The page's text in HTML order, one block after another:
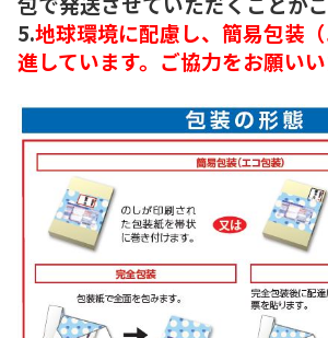
5.地球環境に配慮し、簡易包装
進しています。ご協力をお願いい